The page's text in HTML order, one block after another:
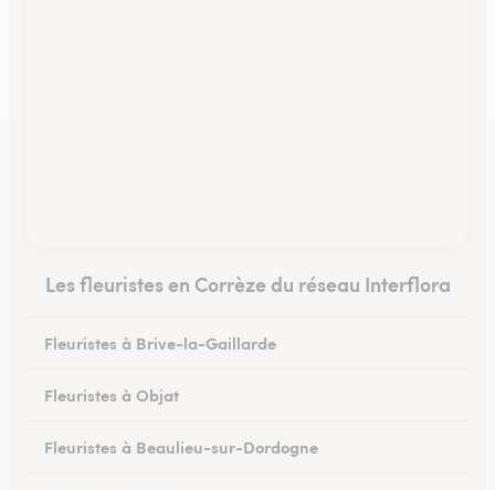
Les fleuristes en Corrèze du réseau Interflora
Fleuristes à Brive-la-Gaillarde
Fleuristes à Objat
Fleuristes à Beaulieu-sur-Dordogne